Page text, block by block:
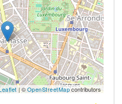
| ©OpenStreetMapcontributors